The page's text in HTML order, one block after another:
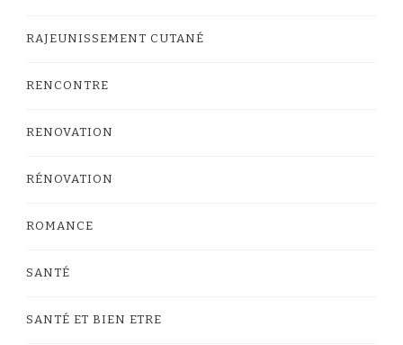
RAJEUNISSEMENT CUTANÉ
RENCONTRE
RENOVATION
RÉNOVATION
ROMANCE
SANTÉ
SANTÉ ET BIEN ETRE